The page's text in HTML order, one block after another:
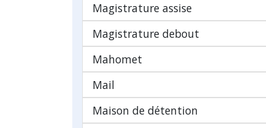
Magistrature assise
Magistrature debout
Mahomet
Mail
Maison de détention